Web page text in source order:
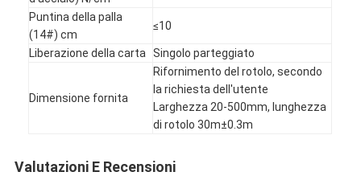
Contattici
Nastro dell'isolamento del panno di vetro
Puntina della palla
(14#) cm
≤10
Liberazione della carta Singolo parteggiato
Dimensione fornita
Rifornimento del rotolo, secondo
la richiesta dell'utente
Larghezza 20-500mm, lunghezza
di rotolo 30m±0.3m
Valutazioni E Recensioni